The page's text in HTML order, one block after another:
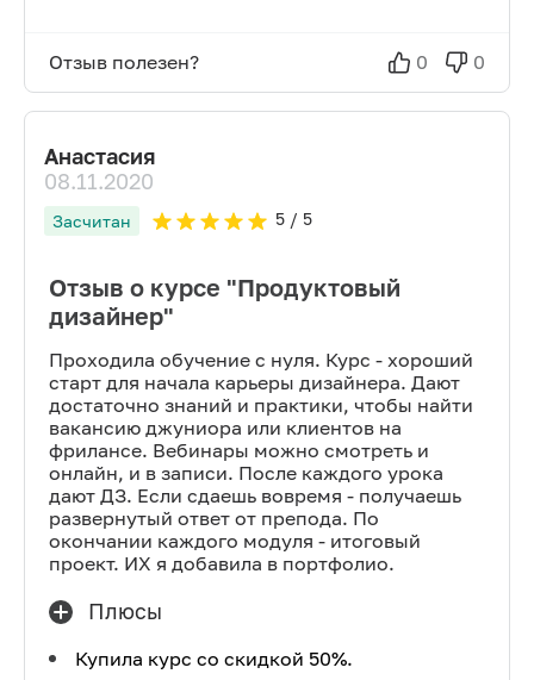
Отзыв полезен? 0 0
Анастасия
08.11.2020
Засчитан 5/ 5
Отзыв о курсе "Продуктовый
дизайнер"
Проходила обучение с нуля. Курс - хороший
старт для начала карьеры дизайнера. Дают
достаточно знаний и практики, чтобы найти
вакансию джуниора или клиентов на
фрилансе. Вебинары можно смотреть и
онлайн, и в записи. После каждого урока
дают ДЗ. Если сдаешь вовремя - получаешь
развернутый ответ от препода. По
окончании каждого модуля - итоговый
проект. ИХ я добавила в портфолио.
Плюсы
Купила курс со скидкой 50%.